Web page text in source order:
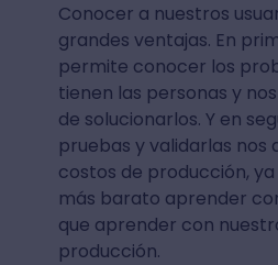
Conocer a nuestros
grandes ventajas. En
permite conocer los
tienen las personas y
de solucionarlos. Y en
pruebas y validarlas nos
costos de producción,
más barato aprender
que aprender con
producción.